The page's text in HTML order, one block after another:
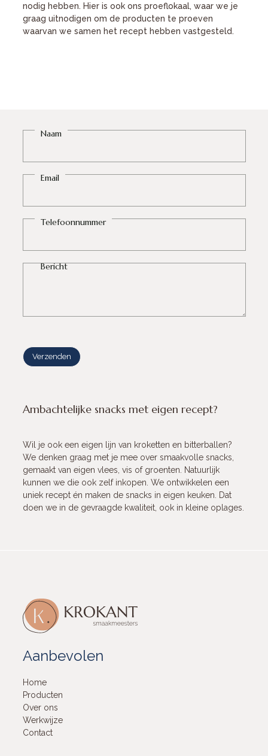
nodig hebben. Hier is ook ons proeflokaal, waar we je
graag uitnodigen om de producten te proeven
waarvan we samen het recept hebben vastgesteld.
Naam
Email
Telefoonnummer
Bericht
Ambachtelijke snacks met eigen recept?
Wil je ook een eigen lijn van kroketten en bitterballen?
We denken graag met je mee over smaakvolle snacks,
gemaakt van eigen vlees, vis of groenten. Natuurlijk
kunnen we die ook zelf inkopen. We ontwikkelen een
uniek recept én maken de snacks in eigen keuken. Dat
doen we in de gevraagde kwaliteit, ook in kleine oplages.
Aanbevolen
Home
Producten
Over ons
Werkwijze
Contact